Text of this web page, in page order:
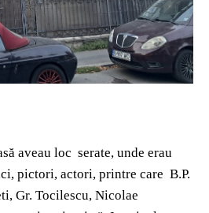
aveau loc serate, unde erau
pictori, actori, printre care B.P.
Gr. Tocilescu, Nicolae